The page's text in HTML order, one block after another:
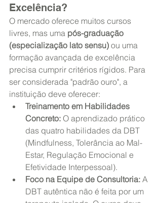
Excelência?
O mercado oferece muitos cursos
livres, mas uma pós-graduação
(especialização lato sensu) ou uma
formação avançada de excelência
precisa cumprir critérios rígidos. Para
ser considerada "padrão ouro", a
instituição deve oferecer:
Treinamento em Habilidades
Concreto: O aprendizado prático
das quatro habilidades da DBT
(Mindfulness, Tolerância ao Mal-
Estar, Regulação Emocional e
Efetividade Interpessoal).
Foco na Equipe de Consultoria: A
DBT autêntica não é feita por um